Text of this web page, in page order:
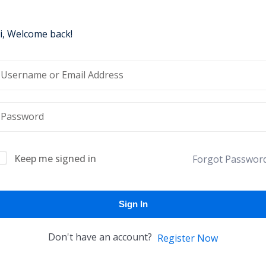
Welcome back!
Keep me signed in Forgot
Sign In
Don't have an account? Register Now